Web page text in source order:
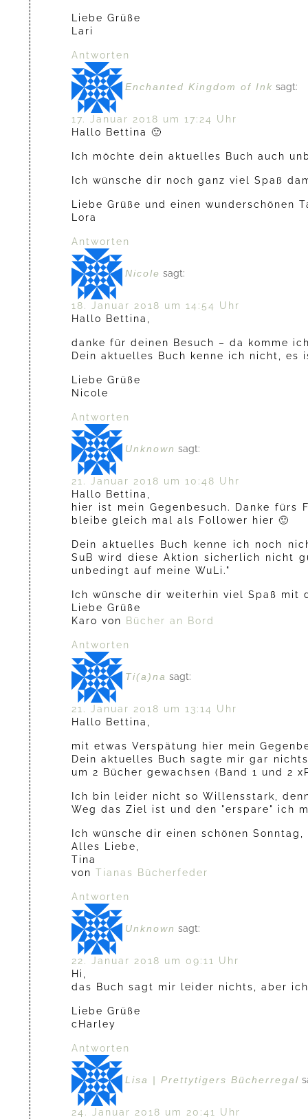
Liebe Grüße
Lari
Antworten
Enchanted Kingdom of Ink sagt:
17. Januar 2018 um 17:24 Uhr
Hallo Bettina 🙂
Ich möchte dein aktuelles Buch auch
Ich wünsche dir noch ganz viel Spaß
Liebe Grüße und einen wunderschönen
Lora
Antworten
Nicole sagt:
18. Januar 2018 um 14:54 Uhr
Hallo Bettina,
danke für deinen Besuch – da komme
Dein aktuelles Buch kenne ich nicht,
Liebe Grüße
Nicole
Antworten
Unknown sagt:
21. Januar 2018 um 10:48 Uhr
Hallo Bettina,
hier ist mein Gegenbesuch. Danke fürs
bleibe gleich mal als Follower hier 🙂
Dein aktuelles Buch kenne ich noch
SuB wird diese Aktion sicherlich nicht
unbedingt auf meine WuLi."
Ich wünsche dir weiterhin viel Spaß mit
Liebe Grüße
Karo von
Bücher an Bord
Antworten
Ti(a)na sagt:
21. Januar 2018 um 13:14 Uhr
Hallo Bettina,
mit etwas Verspätung hier mein
Dein aktuelles Buch sagte mir gar
um 2 Bücher gewachsen (Band 1 und 2
Ich bin leider nicht so Willensstark,
Weg das Ziel ist und den "erspare" ich
Ich wünsche dir einen schönen Sonntag,
Alles Liebe,
Tina
von Tianas Bücherfeder
Antworten
Unknown sagt:
22. Januar 2018 um 09:11 Uhr
Hi,
das Buch sagt mir leider nichts, aber
Liebe Grüße
cHarley
Antworten
Lisa | Prettytigers Bücherregal
24. Januar 2018 um 20:41 Uhr